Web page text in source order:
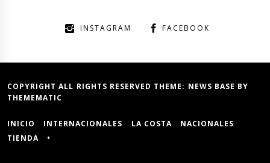
INSTAGRAM FACEBOOK
COPYRIGHT ALL RIGHTS RESERVED THEME: NEWS BASE BY
THEMEMATIC
INICIO INTERNACIONALES LA COSTA
NACIONALES
TIENDA
•